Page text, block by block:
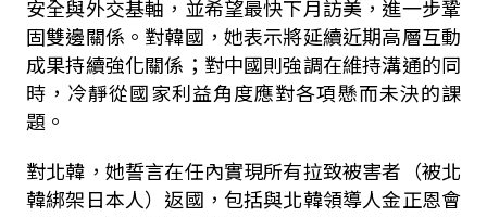
安全與外交基軸，並希望最快下月訪美，進一步鞏
固雙邊關係。對韓國，她表示將延續近期高層互動
成果持續強化關係；對中國則強調在維持溝通的同
時，冷靜從國家利益角度應對各項懸而未決的課
題。
對北韓，她誓言在任內實現所有拉致被害者（被北
韓綁架日本人）返國，包括與北韓領導人金正恩會